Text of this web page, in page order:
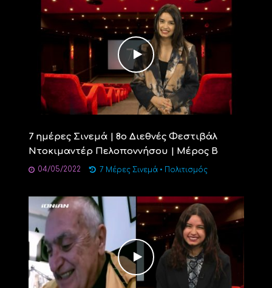
7 ημέρες Σινεμά | 8ο Διεθνές Φεστιβάλ
Ντοκιμαντέρ Πελοποννήσου | Μέρος Β
04/05/2022 7 Μέρες Σινεμά • Πολιτισμός